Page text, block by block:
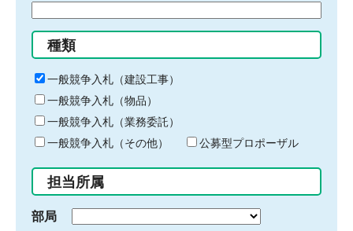
る
キ
ー
ワ
ー
ド
入
力
種類
一般競争入札（建設工事）
一般競争入札（物品）
一般競争入札（業務委託）
一般競争入札（その他）
公募型プロポーザル
担当所属
部局